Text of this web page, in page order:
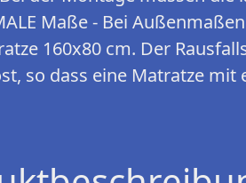
Maße - Bei
160x80 cm. Der
so dass eine Matratze